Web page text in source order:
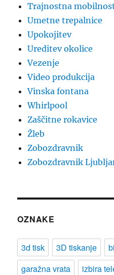
Trajnostna
Umetne trepalnice
Upokojitev
Ureditev okolice
Vezenje
Video produkcija
Vinska fontana
Whirlpool
Zaščitne rokavice
Žleb
Zobozdravnik
Zobozdravnik
OZNAKE
3d tisk 3D tiskanje
garažna vrata
izbira